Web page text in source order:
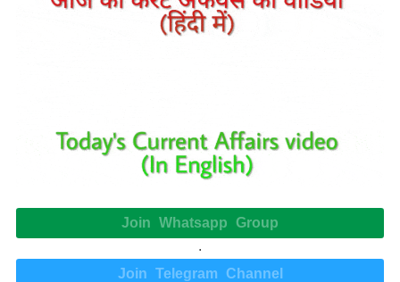
Join Whatsapp Group
.
Join Telegram Channel